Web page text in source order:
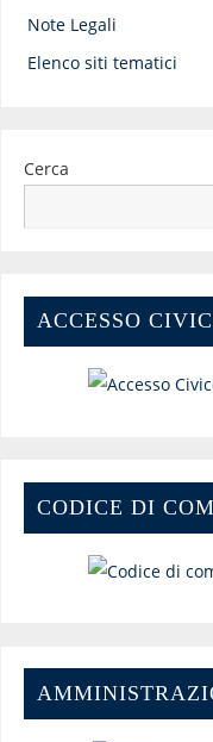
Note Legali
Elenco siti tematici
Cerca
ACCESSO
CODICE DI